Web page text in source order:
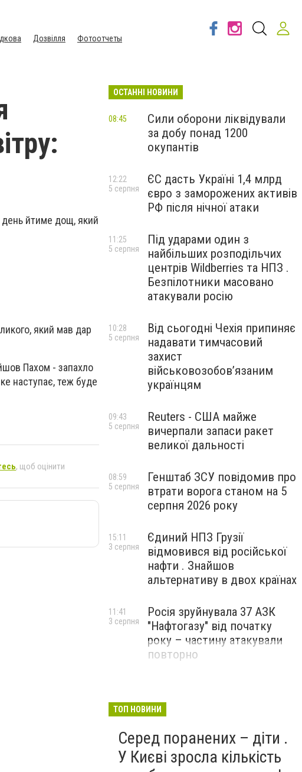
Дозвілля Фотоотчеты
йтиме дощ, який
який мав дар
Пахом - запахло
наступає, теж буде
, щоб оцінити
ОСТАННІ НОВИНИ
Сили оборони ліквідували
за добу понад 1200
окупантів
08:45
ЄС дасть Україні 1,4 млрд
євро з заморожених активів
РФ після нічної атаки
12:22
5 серпня
Під ударами один з
найбільших розподільчих
центрів Wildberries та НПЗ .
Безпілотники масовано
атакували росію
11:25
5 серпня
Від сьогодні Чехія припиняє
надавати тимчасовий
захист
військовозобов’язаним
українцям
10:28
5 серпня
Reuters - США майже
вичерпали запаси ракет
великої дальності
09:43
5 серпня
Генштаб ЗСУ повідомив про
втрати ворога станом на 5
серпня 2026 року
08:59
5 серпня
Єдиний НПЗ Грузії
відмовився від російської
нафти . Знайшов
альтернативу в двох країнах
15:11
3 серпня
Росія зруйнувала 37 АЗК
"Нафтогазу" від початку
року – частину атакували
повторно
11:41
3 серпня
ТОП НОВИНИ
Серед поранених – діти .
У Києві зросла кількість